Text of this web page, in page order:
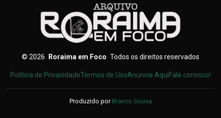
© 2026 Roraima em Foco Todos os direitos reservados
Política de PrivacidadeTermos de UsoAnuncie AquiFale conosco!
Produzido por Branco Sousa